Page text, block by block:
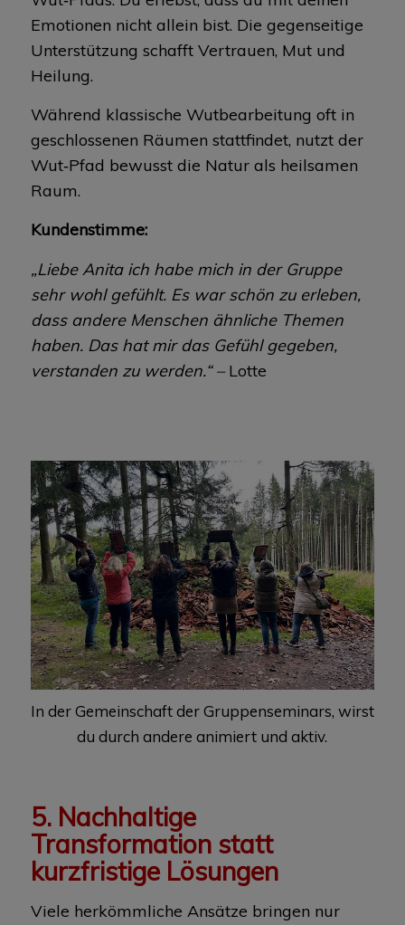
Emotionen nicht allein bist. Die gegenseitige
Unterstützung schafft Vertrauen, Mut und
Heilung.
Während klassische Wutbearbeitung oft in
geschlossenen Räumen stattfindet, nutzt der
Wut‑Pfad bewusst die Natur als heilsamen
Raum.
Kundenstimme:
„Liebe Anita ich habe mich in der Gruppe
sehr wohl gefühlt. Es war schön zu erleben,
dass andere Menschen ähnliche Themen
haben. Das hat mir das Gefühl gegeben,
verstanden zu werden.“ – Lotte
In der Gemeinschaft der Gruppenseminars, wirst
du durch andere animiert und aktiv.
5. Nachhaltige
Transformation statt
kurzfristige Lösungen
Viele herkömmliche Ansätze bringen nur